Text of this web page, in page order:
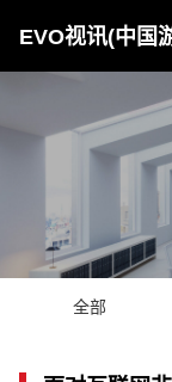
EVO视讯(中国
全部